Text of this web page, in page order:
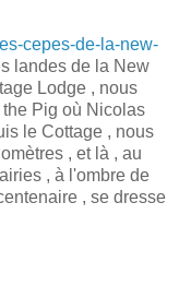
cepes-de-la-new-
landes de la New
Lodge , nous
Pig où Nicolas
le Cottage , nous
, et là , au
, à l'ombre de
, se dresse